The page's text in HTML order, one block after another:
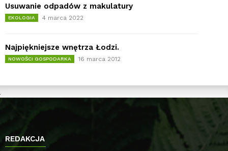
Usuwanie odpadów z makulatury
EKOLOGIA 4 marca 2022
Najpiękniejsze wnętrza Łodzi.
NOWOŚCI GOSPODARKA 16 marca 2012
REDAKCJA